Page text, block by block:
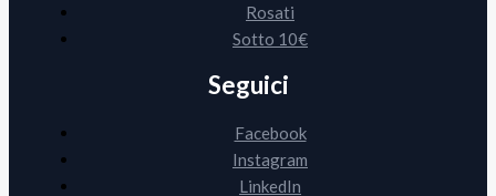
Rosati
Sotto 10€
Seguici
Facebook
Instagram
LinkedIn